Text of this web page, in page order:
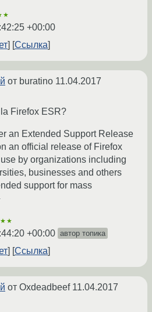
+00:00
Ссылка
от buratino 11.04.2017
Firefox ESR?
an Extended Support Release
an official release of Firefox
by organizations including
businesses and others
support for mass
+00:00 автор топика
Ссылка
от Oxdeadbeef 11.04.2017